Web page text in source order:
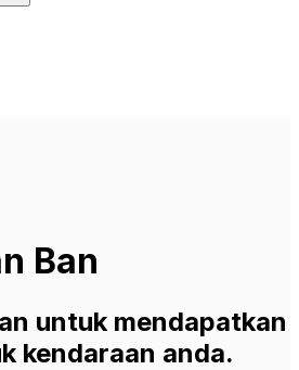
Ban
untuk mendapatkan
kendaraan anda.